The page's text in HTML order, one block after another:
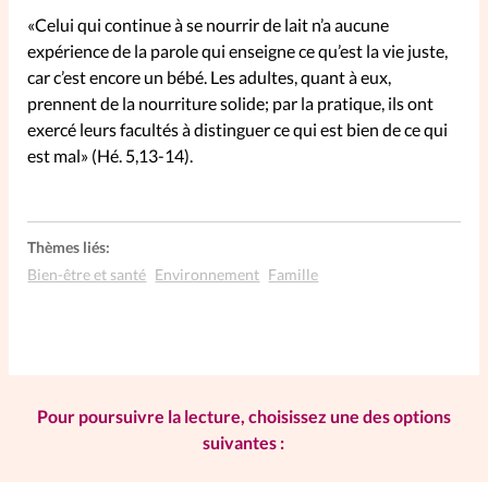
RelationnElles
Shopping Spi
Si(x) simple de...
SpirituElles
Vive la famille
Faire un don
«Celui qui continue à se nourrir de lait n’a aucune
expérience de la parole qui enseigne ce qu’est la vie juste,
car c’est encore un bébé. Les adultes, quant à eux,
prennent de la nourriture solide; par la pratique, ils ont
exercé leurs facultés à distinguer ce qui est bien de ce qui
est mal» (Hé. 5,13-14).
Thèmes liés:
Bien-être et santé Environnement Famille
Pour poursuivre la lecture, choisissez une des options
suivantes :